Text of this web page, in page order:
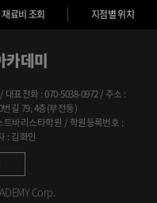
재료비 조회 지점별 위치
표전화 : 070-5038-0972 / 주소 :
길 79, 4층(부전동)
트바리스타학원 / 학원등록번호 :
: 김화인
Corp.